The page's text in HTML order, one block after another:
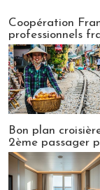
Coopération
professionnels
Bon plan
2ème passager